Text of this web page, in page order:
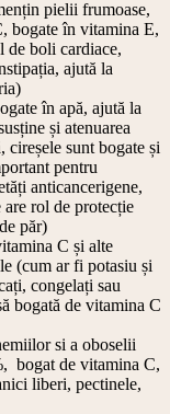
pielii frumoase,
bogate în vitamina E,
de boli cardiace,
ajută la
în apă, ajută la
și atenuarea
cireșele sunt bogate și
pentru
anticancerigene,
rol de protecție
păr)
C și alte
(cum ar fi potasiu și
congelați sau
bogată de vitamina C
si a oboselii
bogat de vitamina C,
liberi, pectinele,